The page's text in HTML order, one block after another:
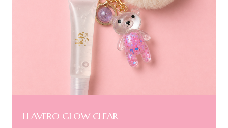
LLAVERO GLOW CLEAR